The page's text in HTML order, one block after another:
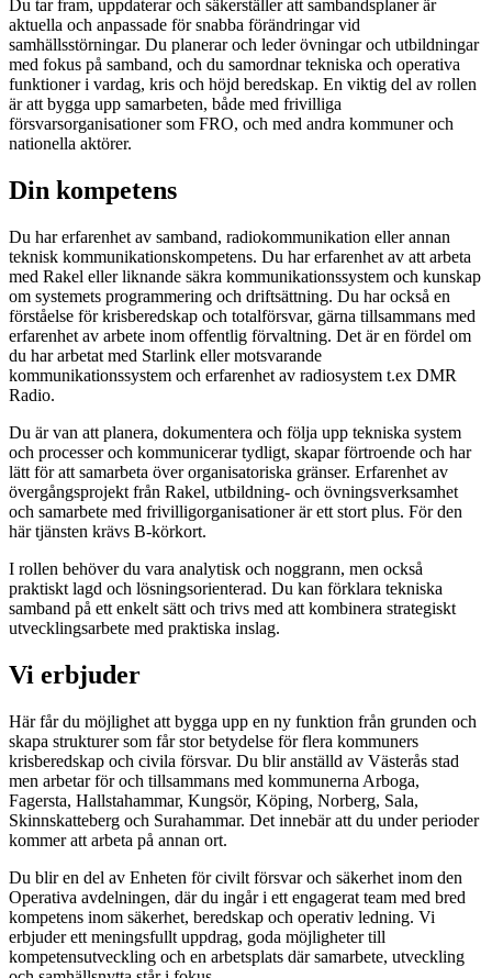
Du tar fram, uppdaterar och säkerställer att sambandsplaner är
aktuella och anpassade för snabba förändringar vid
samhällsstörningar. Du planerar och leder övningar och utbildningar
med fokus på samband, och du samordnar tekniska och operativa
funktioner i vardag, kris och höjd beredskap. En viktig del av rollen
är att bygga upp samarbeten, både med frivilliga
försvarsorganisationer som FRO, och med andra kommuner och
nationella aktörer.
Din kompetens
Du har erfarenhet av samband, radiokommunikation eller annan
teknisk kommunikationskompetens. Du har erfarenhet av att arbeta
med Rakel eller liknande säkra kommunikationssystem och kunskap
om systemets programmering och driftsättning. Du har också en
förståelse för krisberedskap och totalförsvar, gärna tillsammans med
erfarenhet av arbete inom offentlig förvaltning. Det är en fördel om
du har arbetat med Starlink eller motsvarande
kommunikationssystem och erfarenhet av radiosystem t.ex DMR
Radio.
Du är van att planera, dokumentera och följa upp tekniska system
och processer och kommunicerar tydligt, skapar förtroende och har
lätt för att samarbeta över organisatoriska gränser. Erfarenhet av
övergångsprojekt från Rakel, utbildning- och övningsverksamhet
och samarbete med frivilligorganisationer är ett stort plus. För den
här tjänsten krävs B-körkort.
I rollen behöver du vara analytisk och noggrann, men också
praktiskt lagd och lösningsorienterad. Du kan förklara tekniska
samband på ett enkelt sätt och trivs med att kombinera strategiskt
utvecklingsarbete med praktiska inslag.
Vi erbjuder
Här får du möjlighet att bygga upp en ny funktion från grunden och
skapa strukturer som får stor betydelse för flera kommuners
krisberedskap och civila försvar. Du blir anställd av Västerås stad
men arbetar för och tillsammans med kommunerna Arboga,
Fagersta, Hallstahammar, Kungsör, Köping, Norberg, Sala,
Skinnskatteberg och Surahammar. Det innebär att du under perioder
kommer att arbeta på annan ort.
Du blir en del av Enheten för civilt försvar och säkerhet inom den
Operativa avdelningen, där du ingår i ett engagerat team med bred
kompetens inom säkerhet, beredskap och operativ ledning. Vi
erbjuder ett meningsfullt uppdrag, goda möjligheter till
kompetensutveckling och en arbetsplats där samarbete, utveckling